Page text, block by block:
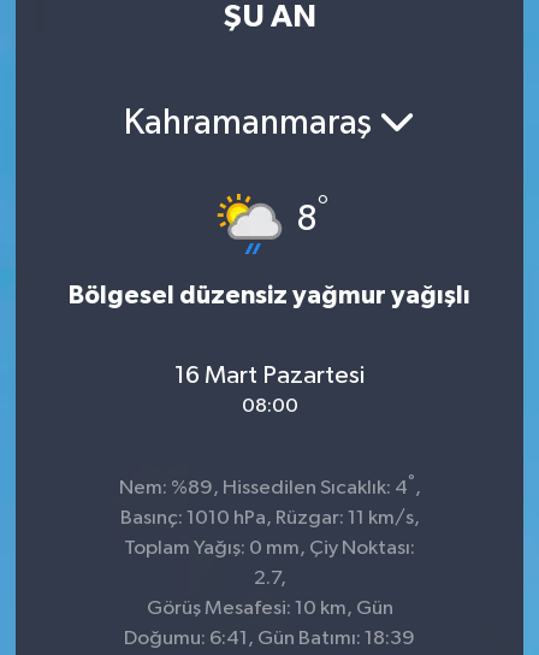
ŞU AN
Kahramanmaraş
8°
Bölgesel düzensiz yağmur yağışlı
16 Mart Pazartesi
08:00
Nem: %89, Hissedilen Sıcaklık: 4° ,
Basınç: 1010 hPa, Rüzgar: 11 km/s,
Toplam Yağış: 0 mm, Çiy Noktası:
2.7,
Görüş Mesafesi: 10 km, Gün
Doğumu: 6:41, Gün Batımı: 18:39
KULTUR-SANAT
MAGAZİN
POLİTİKA
SAĞLIK
Son Dakika Haberleri